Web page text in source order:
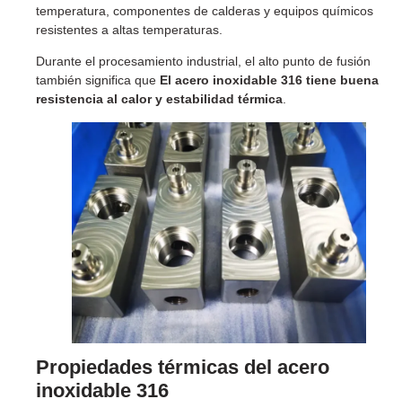
temperatura, componentes de calderas y equipos químicos
resistentes a altas temperaturas.
Durante el procesamiento industrial, el alto punto de fusión
también significa que El acero inoxidable 316 tiene buena
resistencia al calor y estabilidad térmica.
Propiedades térmicas del acero
inoxidable 316